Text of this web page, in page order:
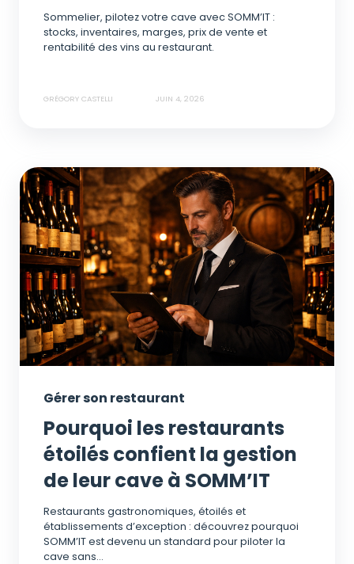
Sommelier, pilotez votre cave avec SOMM’IT :
stocks, inventaires, marges, prix de vente et
rentabilité des vins au restaurant.
GRÉGORY CASTELLI JUIN 4, 2026
Gérer son restaurant
Pourquoi les restaurants
étoilés confient la gestion
de leur cave à SOMM’IT
Restaurants gastronomiques, étoilés et
établissements d’exception : découvrez pourquoi
SOMM’IT est devenu un standard pour piloter la
cave sans...